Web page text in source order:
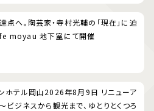
点へ。陶芸家・寺村光輔の「現在」に迫
moyau 地下室にて開催
ホテル岡山2026年8月9日 リニューア
ビジネスから観光まで、ゆとりとくつろ